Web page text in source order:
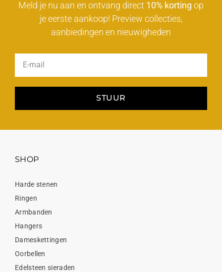
Meld je nu aan en ontvang direct 10% korting op
je eerste aankoop! Preview collecties,
aanbiedingen en nieuwigheden
STUUR
SHOP
Harde stenen
Ringen
Armbanden
Hangers
Dameskettingen
Oorbellen
Edelsteen sieraden